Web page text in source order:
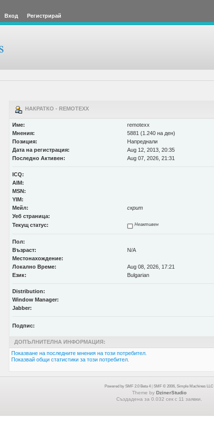
Вход Регистрирай
НАКРАТКО - REMOTEXX
Име:
remotexx
Мнения:
5881 (1.240 на ден)
Позиция:
Напреднали
Дата на регистрация:
Aug 12, 2013, 20:35
Последно Активен:
Aug 07, 2026, 21:31
ICQ:
AIM:
MSN:
YIM:
Мейл:
скрит
Уеб страница:
Текущ статус:
Неактивен
Пол:
Възраст:
N/A
Местонахождение:
Локално Време:
Aug 08, 2026, 17:21
Език:
Bulgarian
Distribution:
Window Manager:
Jabber:
Подпис:
ДОПЪЛНИТЕЛНА ИНФОРМАЦИЯ:
Показване на последните мнения на този потребител.
Показвай общи статистики за този потребител.
Powered by SMF 2.0 Beta 4 SMF © 2006, Simple Machines LLC
Theme by DzinerStudio
Създадена за 0.032 сек с 11 заявки.